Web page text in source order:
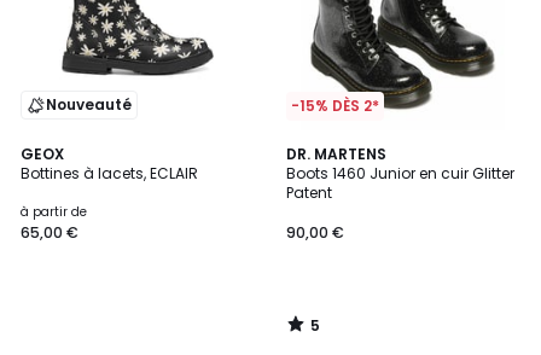
Nouveauté
GEOX
Bottines à lacets, ECLAIR
à partir de
65,00 €
-15% DÈS 2*
DR. MARTENS
Boots 1460 Junior en cuir Glitter
Patent
90,00 €
5
/
5
5
/